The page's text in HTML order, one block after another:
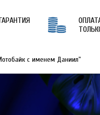
с именем Даниил"